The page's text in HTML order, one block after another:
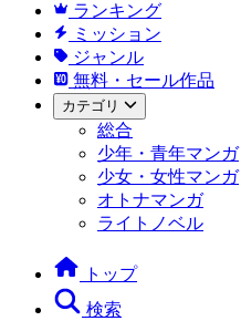
ランキング
ミッション
ジャンル
無料・セール作品
カテゴリ
総合
少年・青年マンガ
少女・女性マンガ
オトナマンガ
ライトノベル
トップ
検索